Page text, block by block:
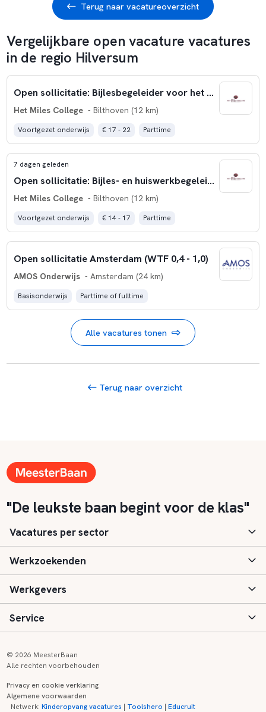
Terug naar vacatureoverzicht
Vergelijkbare open vacature vacatures
in de regio Hilversum
Open sollicitatie: Bijlesbegeleider voor het primaire onderwijs
Het Miles College - Bilthoven (12 km)
Voortgezet onderwijs € 17 - 22 Parttime
7 dagen geleden
Open sollicitatie: Bijles- en huiswerkbegeleider
Het Miles College - Bilthoven (12 km)
Voortgezet onderwijs € 14 - 17 Parttime
Open sollicitatie Amsterdam (WTF 0,4 - 1,0)
AMOS Onderwijs - Amsterdam (24 km)
Basisonderwijs Parttime of fulltime
Alle vacatures tonen
Terug naar overzicht
"De leukste baan begint voor de klas"
Vacatures per sector
Basisonderwijs
Speciaal (basis) onderwijs
Voortgezet onderwijs
Kinderopvang
Werkzoekenden
Aanmelden
Vacatures
Zij-instroom informatie
Werkgevers
Inloggen
Registreren
Service
Onderwijs links
© 2026 MeesterBaan
Alle rechten voorbehouden
Privacy en cookie verklaring
Algemene voorwaarden
Netwerk:Kinderopvang vacatures | Toolshero |Educruit